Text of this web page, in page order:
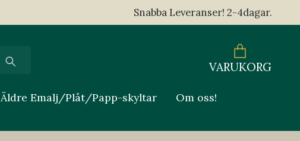
Snabba Leveranser! 2-4dagar.
VARUKORG
Äldre Emalj/Plåt/Papp-skyltar Om oss!